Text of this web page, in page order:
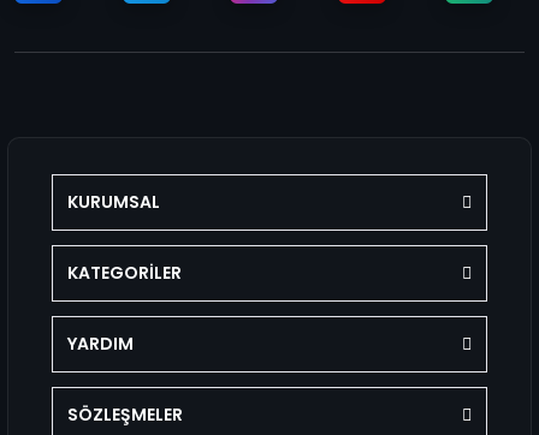
KURUMSAL
KATEGORİLER
YARDIM
SÖZLEŞMELER